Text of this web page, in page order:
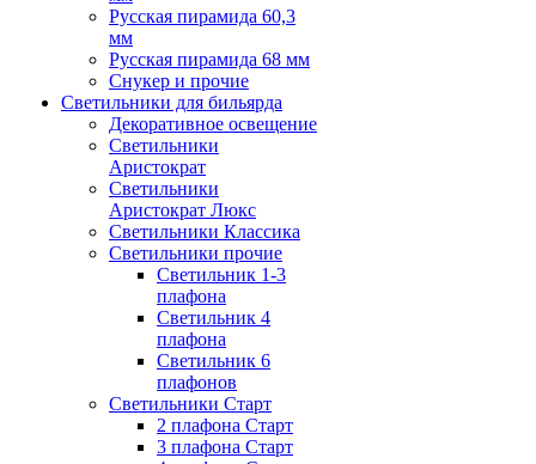
Русская пирамида 60,3
мм
Русская пирамида 68 мм
Снукер и прочие
Светильники для бильярда
Декоративное освещение
Светильники
Аристократ
Светильники
Аристократ Люкс
Светильники Классика
Светильники прочие
Светильник 1-3
плафона
Светильник 4
плафона
Светильник 6
плафонов
Светильники Старт
2 плафона Старт
3 плафона Старт